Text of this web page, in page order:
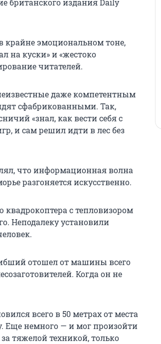
британского издания Daily
крайне эмоциональном тоне,
на куски» и «жестоко
читателей.
даже компетентным
сфабрикованными. Так,
«знал, как вести себя с
и сам решил идти в лес без
что информационная волна
разгоняется искусственно.
с тепловизором
Неподалеку установили
отошел от машины всего
Когда он не
всего в 50 метрах от места
Еще немного — и мог произойти
тяжелой техникой, только